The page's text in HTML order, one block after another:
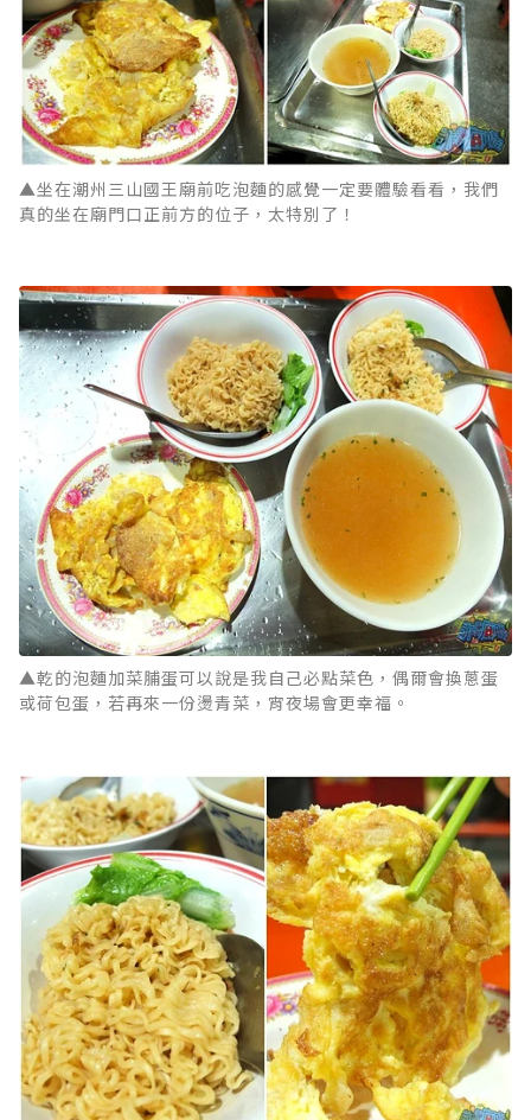
▲坐在潮州三山國王廟前吃泡麵的感覺一定要體驗看看，我們
真的坐在廟門口正前方的位子，太特別了！
▲乾的泡麵加菜脯蛋可以說是我自己必點菜色，偶爾會換蔥蛋
或荷包蛋，若再來一份燙青菜，宵夜場會更幸福。